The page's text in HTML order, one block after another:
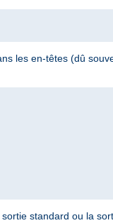
les en-têtes (dû
standard ou la